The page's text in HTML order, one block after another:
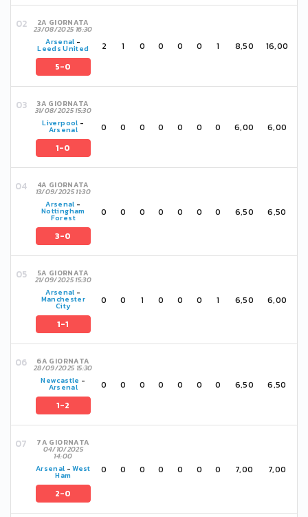
2A GIORNATA
23/08/2025 16:30
Arsenal -
Leeds United
5-0
2 1 0 0 0 0 1 8,50 16,00
3A GIORNATA
31/08/2025 15:30
Liverpool -
Arsenal
1-0
0 0 0 0 0 0 0 6,00 6,00
4A GIORNATA
13/09/2025 11:30
Arsenal -
Nottingham
Forest
3-0
0 0 0 0 0 0 0 6,50 6,50
5A GIORNATA
21/09/2025 15:30
Arsenal -
Manchester
City
1-1
0 0 1 0 0 0 1 6,50 6,00
6A GIORNATA
28/09/2025 15:30
Newcastle -
Arsenal
1-2
0 0 0 0 0 0 0 6,50 6,50
7A GIORNATA
04/10/2025
14:00
Arsenal -West
Ham
2-0
0 0 0 0 0 0 0 7,00 7,00